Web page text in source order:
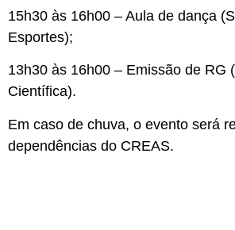
15h30 às 16h00 – Aula de dança
Esportes);
13h30 às 16h00 – Emissão de RG
Científica).
Em caso de chuva, o evento será
dependências do CREAS.